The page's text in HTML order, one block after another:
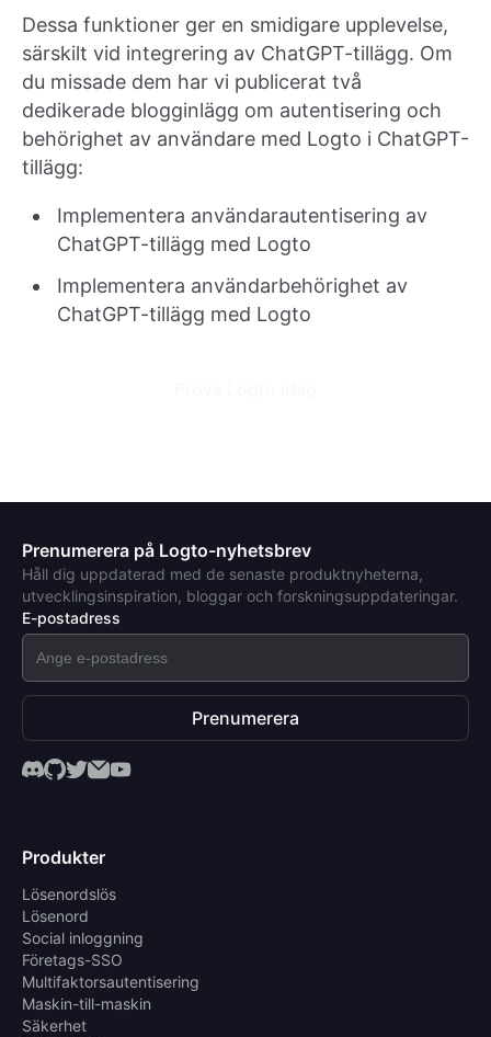
Dessa funktioner ger en smidigare upplevelse,
särskilt vid integrering av ChatGPT-tillägg. Om
du missade dem har vi publicerat två
dedikerade blogginlägg om autentisering och
behörighet av användare med Logto i ChatGPT-
tillägg:
Implementera användarautentisering av
ChatGPT-tillägg med Logto
Implementera användarbehörighet av
ChatGPT-tillägg med Logto
Prenumerera på Logto-nyhetsbrev
Håll dig uppdaterad med de senaste produktnyheterna,
utvecklingsinspiration, bloggar och forskningsuppdateringar.
E-postadress
Prenumerera
Produkter
Lösenordslös
Lösenord
Social inloggning
Företags-SSO
Multifaktorsautentisering
Maskin-till-maskin
Säkerhet